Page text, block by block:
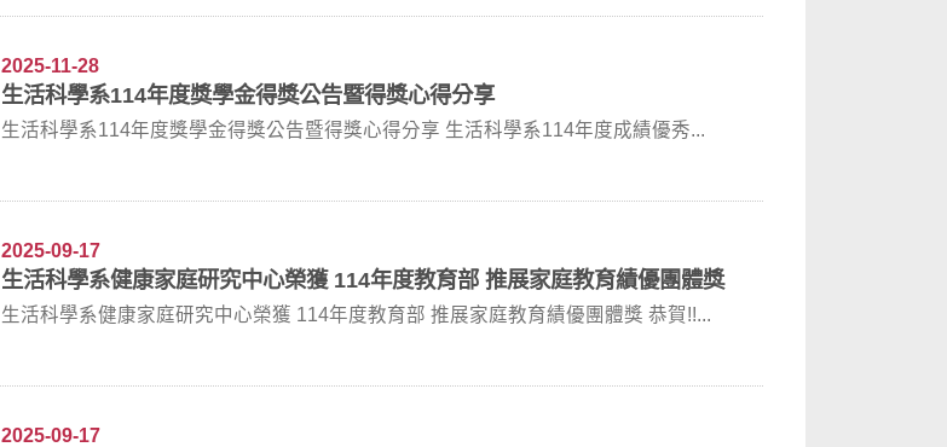
2025-11-28
生活科學系114年度獎學金得獎公告暨得獎心得分享
生活科學系114年度獎學金得獎公告暨得獎心得分享 生活科學系114年度成績優秀...
2025-09-17
生活科學系健康家庭研究中心榮獲 114年度教育部 推展家庭教育績優團體獎
生活科學系健康家庭研究中心榮獲 114年度教育部 推展家庭教育績優團體獎 恭賀!!...
2025-09-17